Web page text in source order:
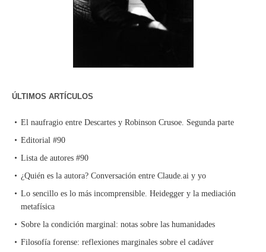
ÚLTIMOS ARTÍCULOS
El naufragio entre Descartes y Robinson Crusoe. Segunda parte
Editorial #90
Lista de autores #90
¿Quién es la autora? Conversación entre Claude.ai y yo
Lo sencillo es lo más incomprensible. Heidegger y la mediación
metafísica
Sobre la condición marginal: notas sobre las humanidades
Filosofía forense: reflexiones marginales sobre el cadáver